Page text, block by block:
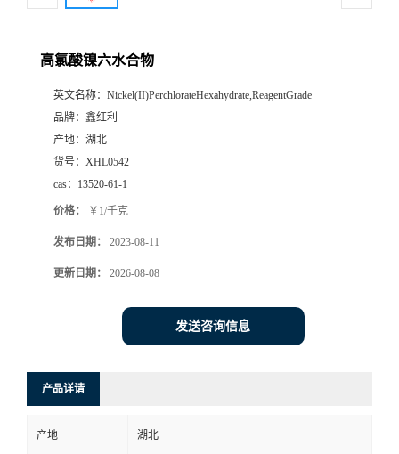
高氯酸镍六水合物
英文名称： Nickel(II)PerchlorateHexahydrate,ReagentGrade
品牌： 鑫红利
产地： 湖北
货号： XHL0542
cas： 13520-61-1
价格： ￥1/千克
发布日期： 2023-08-11
更新日期： 2026-08-08
发送咨询信息
产品详请
产地 湖北